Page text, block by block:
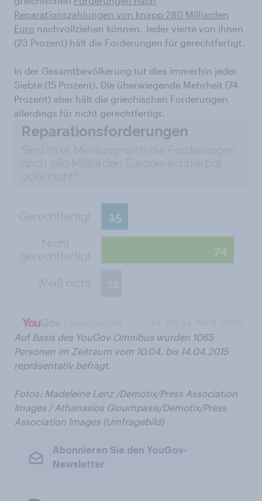
Reparationszahlungen von knapp 280 Milliarden
Euro nachvollziehen können. Jeder vierte von ihnen
(23 Prozent) hält die Forderungen für gerechtfertigt.
In der Gesamtbevölkerung tut dies immerhin jeder
Siebte (15 Prozent). Die überwiegende Mehrheit (74
Prozent) aber hält die griechischen Forderungen
allerdings für nicht gerechtfertigt.
Auf Basis des YouGov Omnibus wurden 1065
Personen im Zeitraum vom 10.04. bis 14.04.2015
repräsentativ befragt.
Fotos: Madeleine Lenz /Demotix/Press Association
Images /Athanasios Gioumpasis/Demotix/Press
Association Images (Umfragebild)
Abonnieren Sie den YouGov-
Newsletter